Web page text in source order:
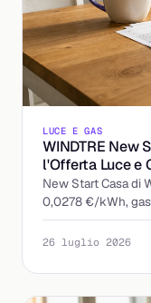
LUCE E GAS
WINDTRE New
l'Offerta Luce e
New Start Casa di
0,0278 €/kWh,
13 €/mese. Ecco
26 luglio 2026